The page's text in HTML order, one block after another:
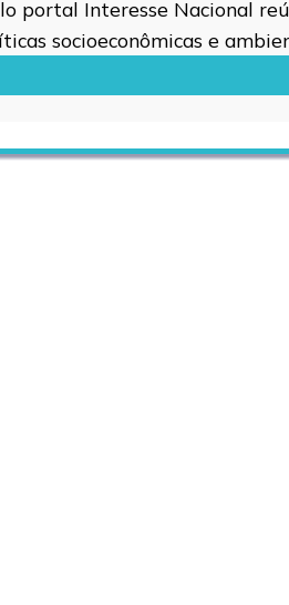
portal Interesse Nacional
socioeconômicas e